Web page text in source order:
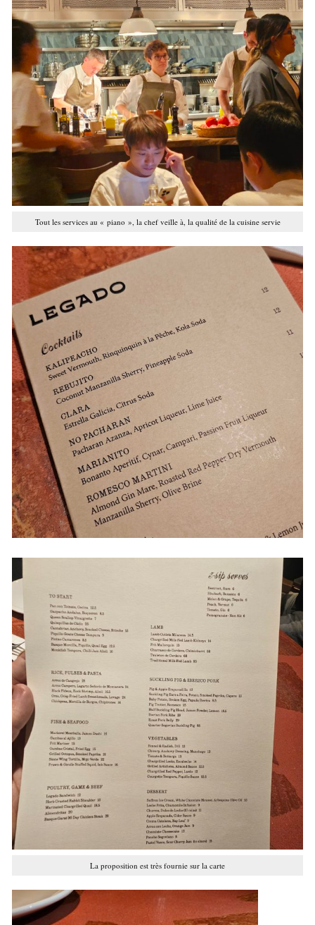
Tout les services au « piano », la chef veille à, la qualité de la cuisine servie
La proposition est très fournie sur la carte